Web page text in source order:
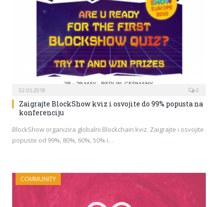
02.05.2018 0
Zaigrajte BlockShow kviz i osvojite do 99% popusta na
konferenciju
BlockShow organizira globalni Blockchain kviz. Zaigrajte i osvojite
popuste od 99%, 80%, 60%, 50% i…
COMMUNITY